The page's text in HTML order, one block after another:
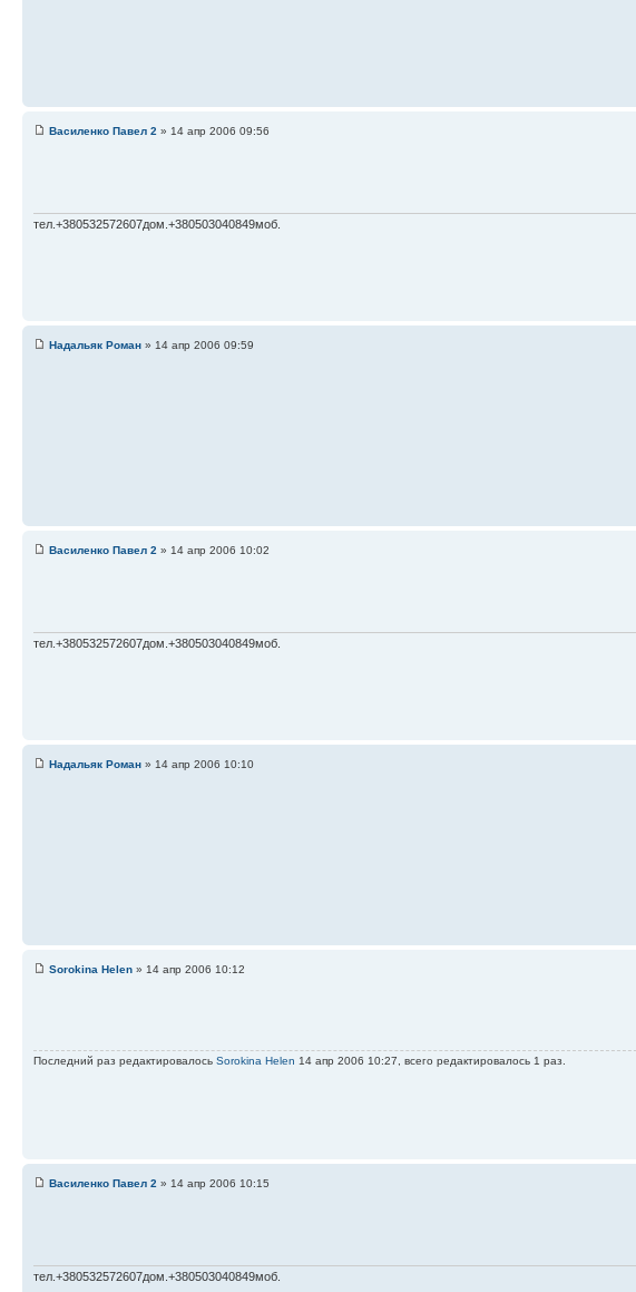
Василенко Павел 2 » 14 апр 2006 09:56
тел.+380532572607дом.+380503040849моб.
Надальяк Роман » 14 апр 2006 09:59
Василенко Павел 2 » 14 апр 2006 10:02
тел.+380532572607дом.+380503040849моб.
Надальяк Роман » 14 апр 2006 10:10
Sorokina Helen » 14 апр 2006 10:12
Последний раз редактировалось Sorokina Helen 14 апр 2006 10:27, всего редактировалось 1 раз.
Василенко Павел 2 » 14 апр 2006 10:15
тел.+380532572607дом.+380503040849моб.